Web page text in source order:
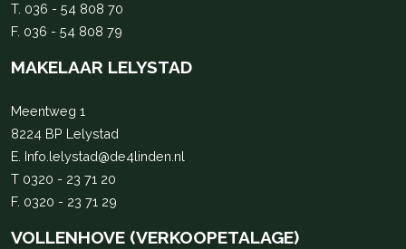
T. 036 - 54 808 70
F. 036 - 54 808 79
MAKELAAR LELYSTAD
Meentweg 1
8224 BP Lelystad
E. Info.lelystad@de4linden.nl
T 0320 - 23 71 20
F. 0320 - 23 71 29
VOLLENHOVE (VERKOOPETALAGE)